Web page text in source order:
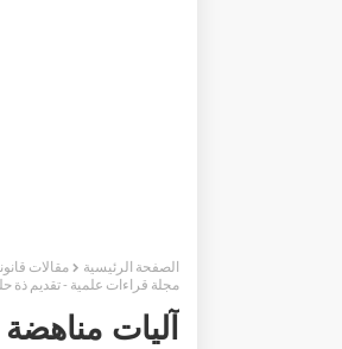
الصفحة الرئيسية مقالات
مجلة قراءات علمية - تقديم ذة
آليات